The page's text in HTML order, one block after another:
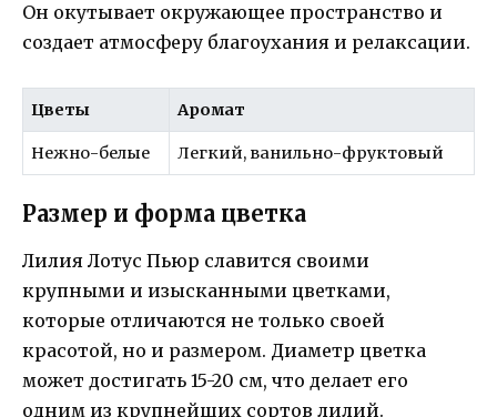
Он окутывает окружающее пространство и
создает атмосферу благоухания и релаксации.
Цветы Аромат
Нежно-белые Легкий, ванильно-фруктовый
Размер и форма цветка
Лилия Лотус Пьюр славится своими
крупными и изысканными цветками,
которые отличаются не только своей
красотой, но и размером. Диаметр цветка
может достигать 15-20 см, что делает его
одним из крупнейших сортов лилий.